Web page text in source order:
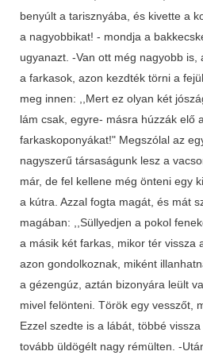
benyúlt a tarisznyába, és kivette a
a nagyobbikat! - mondja a
ugyanazt. -Van ott még nagyobb
a farkasok, azon kezdték törni a
meg innen: ,,Mert ez olyan két
lám csak, egyre- másra húzzák elő
farkaskoponyákat!" Megszólal az
nagyszerű társaságunk lesz a
már, de fel kellene még önteni egy
a kútra. Azzal fogta magát, és mát
magában: ,,Süllyedjen a pokol
a másik két farkas, mikor tér vissza
azon gondolkoznak, miként
a gézengúz, aztán bizonyára leült
mivel felönteni. Török egy vesszőt,
Ezzel szedte is a lábát, többé
tovább üldögélt nagy rémülten. -